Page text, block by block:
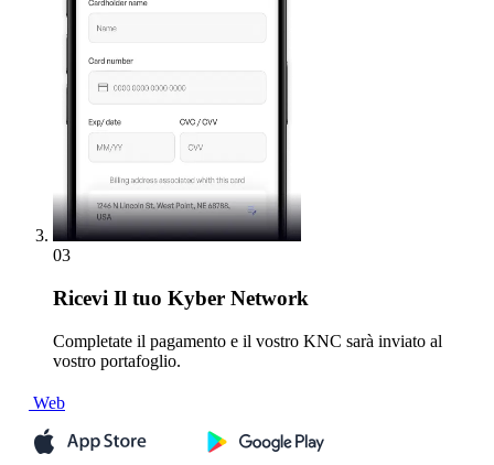
03
Ricevi Il tuo Kyber Network
Completate il pagamento e il vostro KNC sarà inviato al
vostro portafoglio.
Web